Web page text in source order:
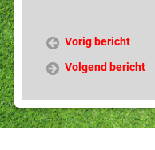
Vorig bericht
Volgend bericht